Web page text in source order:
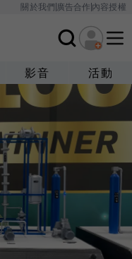
關於我們廣告合作內容授權
影音 活動